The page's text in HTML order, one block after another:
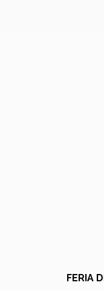
FERIA